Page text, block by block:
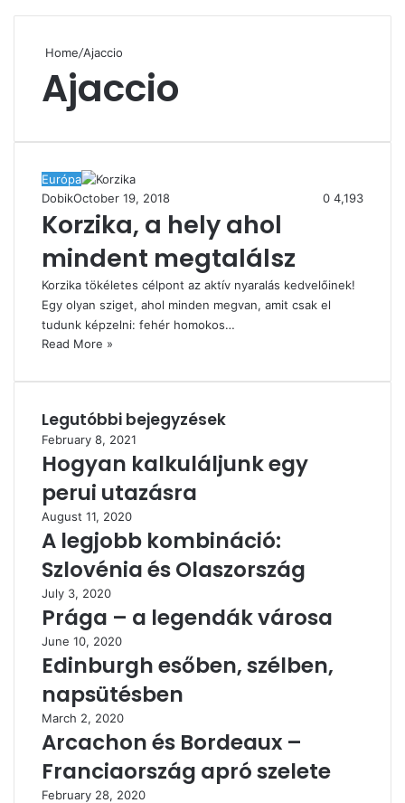
Home/Ajaccio
Ajaccio
Európa
DobikOctober 19, 2018 0 4,193
Korzika, a hely ahol
mindent megtalálsz
Korzika tökéletes célpont az aktív nyaralás kedvelőinek!
Egy olyan sziget, ahol minden megvan, amit csak el
tudunk képzelni: fehér homokos…
Read More »
Legutóbbi bejegyzések
February 8, 2021
Hogyan kalkuláljunk egy
perui utazásra
August 11, 2020
A legjobb kombináció:
Szlovénia és Olaszország
July 3, 2020
Prága – a legendák városa
June 10, 2020
Edinburgh esőben, szélben,
napsütésben
March 2, 2020
Arcachon és Bordeaux –
Franciaország apró szelete
February 28, 2020